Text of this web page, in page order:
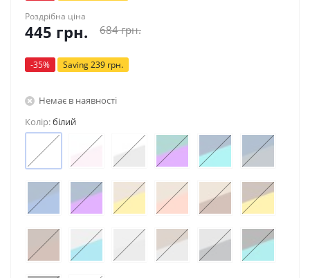
Роздрібна ціна
445 грн. 684грн.
-35% Saving239 грн.
Немає в наявності
Колір:білий